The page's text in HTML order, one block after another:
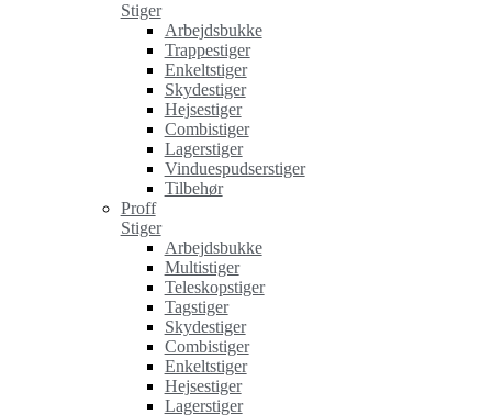
Stiger
Arbejdsbukke
Trappestiger
Enkeltstiger
Skydestiger
Hejsestiger
Combistiger
Lagerstiger
Vinduespudserstiger
Tilbehør
Proff
Stiger
Arbejdsbukke
Multistiger
Teleskopstiger
Tagstiger
Skydestiger
Combistiger
Enkeltstiger
Hejsestiger
Lagerstiger